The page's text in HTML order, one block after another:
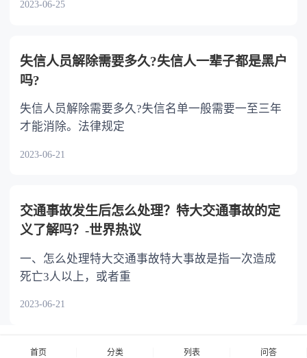
2023-06-25
失信人员解除需要多久?失信人一辈子都是黑户
吗?
失信人员解除需要多久?失信名单一般需要一至三年
才能消除。法律规定
2023-06-21
交通事故发生后怎么处理？特大交通事故的定
义了解吗？-世界热议
一、怎么处理特大交通事故特大事故是指一次造成
死亡3人以上，或者重
2023-06-21
首页 分类 列表 问答